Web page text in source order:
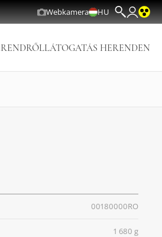
Webkamera HU
LÁTOGATÁS HERENDEN
00180000RO
1 680 g